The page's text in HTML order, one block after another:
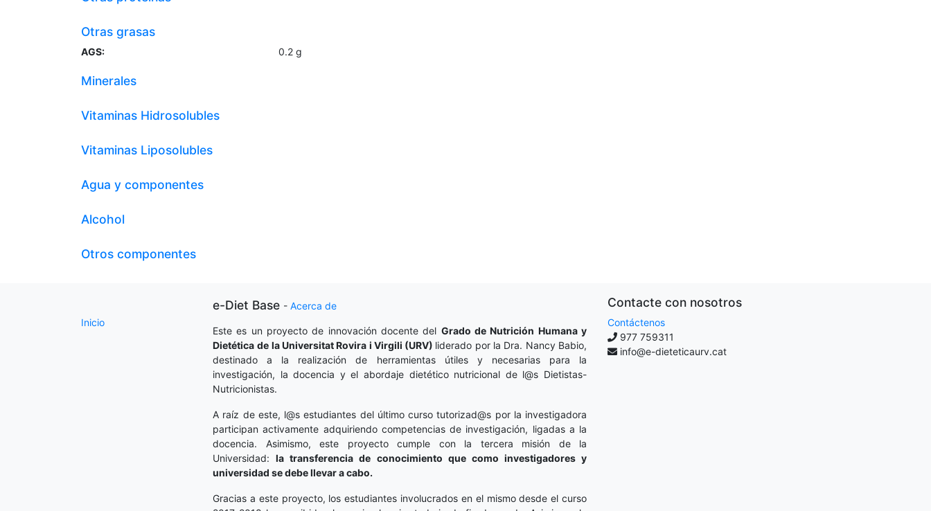
Otras grasas
AGS: 0.2 g
Minerales
Vitaminas Hidrosolubles
Vitaminas Liposolubles
Agua y componentes
Alcohol
Otros componentes
Inicio
e-Diet Base - Acerca de
Este es un proyecto de innovación docente del Grado de Nutrición Humana y
Dietética de la Universitat Rovira i Virgili (URV) liderado por la Dra. Nancy Babio,
destinado a la realización de herramientas útiles y necesarias para la
investigación, la docencia y el abordaje dietético nutricional de l@s Dietistas-
Nutricionistas.
A raíz de este, l@s estudiantes del último curso tutorizad@s por la investigadora
participan activamente adquiriendo competencias de investigación, ligadas a la
docencia. Asimismo, este proyecto cumple con la tercera misión de la
Universidad:la transferencia de conocimiento que como investigadores y
universidad se debe llevar a cabo.
Gracias a este proyecto, los estudiantes involucrados en el mismo desde el curso
Contacte con nosotros
Contáctenos
977 759311
info@e-dieteticaurv.cat